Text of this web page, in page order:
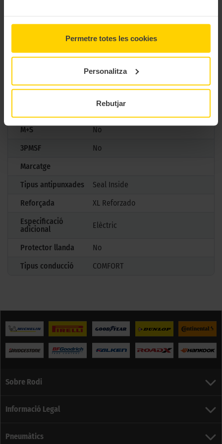
Permetre totes les cookies
Personalitza
Rebutjar
CARACTERÍSTIQUES TÈCNIQUES
Marca
Bridgestone
TURANZA 6
Mesures
215/45 R20 95 H
M+S
No
3PMSF
No
Marcatge
Tipus antipunxades
Seal Inside
Reforçada
XL Reforzado
Especificació
adicional
Elèctric
Protector llanda
No
Tipus conducció
COMFORT
Sobre Rodi
Informació Legal
Pneumàtics